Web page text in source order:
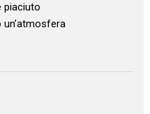
piaciuto
un’atmosfera